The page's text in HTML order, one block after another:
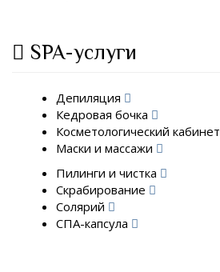
SPA-услуги
Депиляция
Кедровая бочка
Косметологический кабинет
Маски и массажи
Пилинги и чистка
Скрабирование
Солярий
СПА-капсула